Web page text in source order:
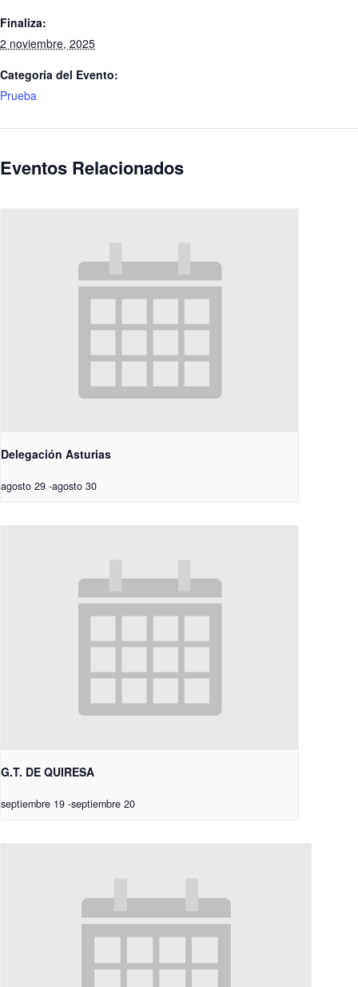
Finaliza:
2 noviembre, 2025
Categoría del Evento:
Prueba
Eventos Relacionados
Delegación Asturias
agosto 29 -agosto 30
G.T. DE QUIRESA
septiembre 19 -septiembre 20